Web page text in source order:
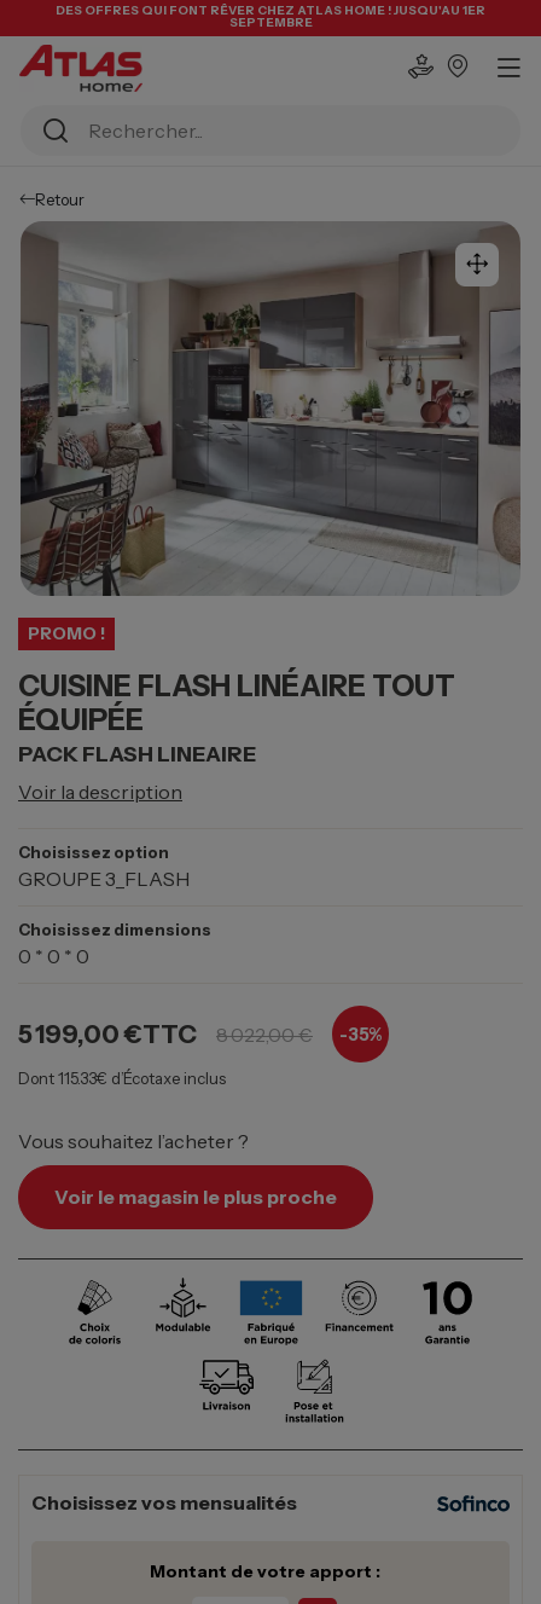
DES OFFRES QUI FONT RÊVER CHEZ ATLAS HOME ! JUSQU'AU 1ER
SEPTEMBRE
Retour
PROMO !
CUISINE FLASH LINÉAIRE TOUT
ÉQUIPÉE
PACK FLASH LINEAIRE
Voir la description
Choisissez option
GROUPE 3_FLASH
Choisissez dimensions
0 * 0 * 0
5 199,00 €TTC
Dont 115.33€ d’Écotaxe inclus
8 022,00 € -35%
Vous souhaitez l’acheter ?
Voir le magasin le plus proche
Choisissez vos mensualités
Montant de votre apport :